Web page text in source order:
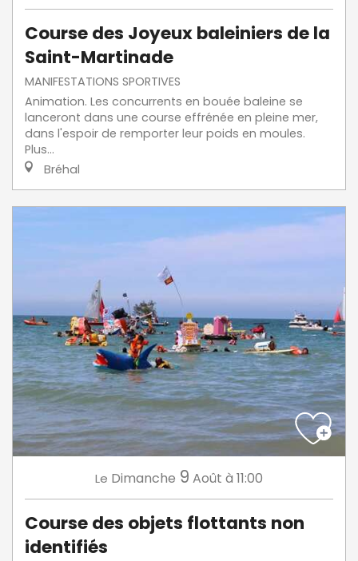
Course des Joyeux baleiniers de la
Saint-Martinade
MANIFESTATIONS SPORTIVES
Animation. Les concurrents en bouée baleine se
lanceront dans une course effrénée en pleine mer,
dans l'espoir de remporter leur poids en moules.
Plus...
Bréhal
Le Dimanche 9 Août à 11:00
Course des objets flottants non
identifiés